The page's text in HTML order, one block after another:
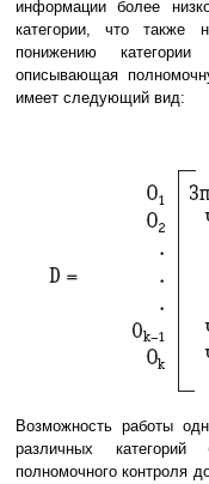
информации более
категории, что также
понижению
описывающая
имеет следующий вид:
Возможность работы
различных категорий
полномочного контроля